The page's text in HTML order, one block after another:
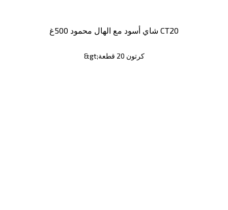
شاي أسود مع الهال محمود 500غ CT20
&gt;كرتون 20 قطعة